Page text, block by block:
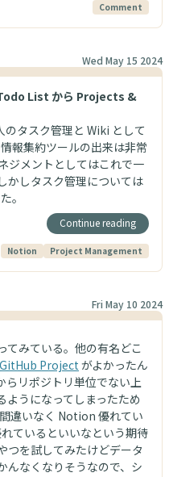
Comment
Wed May 15 2024
List から Projects &
タスク管理と Wiki として
報集約ツールの出来は非常
ジメントとしてはこれで一
かしタスク管理については
。
Continue reading
Notion Project Management
Fri May 10 2024
みている。他の有名どこ
GitHub Project がよかったん
らリポジトリ単位でない上
ようになってしまったため
違いなく Notion 優れてい
ているといいなという期待
つを試してみたけどデータ
んなくなりそうなので、シ